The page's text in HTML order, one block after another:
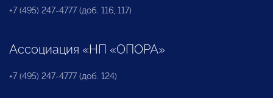
+7 (495) 247-4777 (доб. 116, 117)
Ассоциация «НП «ОПОРА»
+7 (495) 247-4777 (доб. 124)